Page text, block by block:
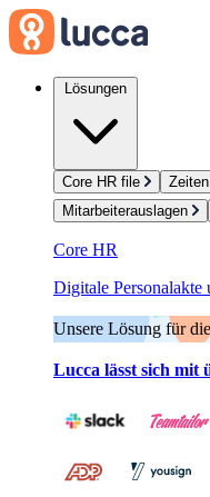
Core HR file
Mitarbeiterauslagen
Core HR
Digitale Personalakte
Unsere Lösung für
Lucca lässt sich mit